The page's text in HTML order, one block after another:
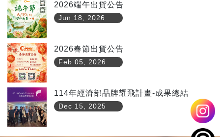
2026端午出貨公告
Jun 18, 2026
2026春節出貨公告
Feb 05, 2026
114年經濟部品牌耀飛計畫-成果總結
Dec 15, 2025